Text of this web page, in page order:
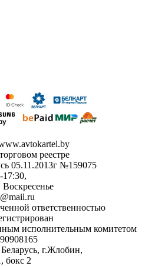
реестре
05.11.2013г №159075
ответственностью
исполнительным комитетом
г.Жлобин,
бокс 2